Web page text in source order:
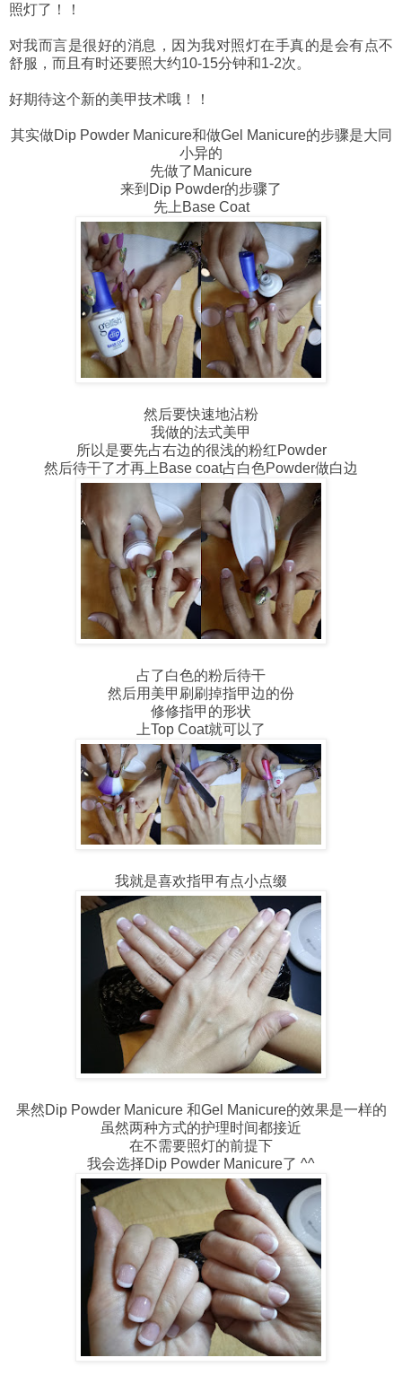
照灯了！！
对我而言是很好的消息，因为我对照灯在手真的是会有点不
舒服，而且有时还要照大约10-15分钟和1-2次。
好期待这个新的美甲技术哦！！
其实做Dip Powder Manicure和做Gel Manicure的步骤是大同
小异的
先做了Manicure
来到Dip Powder的步骤了
先上Base Coat
然后要快速地沾粉
我做的法式美甲
所以是要先占右边的很浅的粉红Powder
然后待干了才再上Base coat占白色Powder做白边
占了白色的粉后待干
然后用美甲刷刷掉指甲边的份
修修指甲的形状
上Top Coat就可以了
我就是喜欢指甲有点小点缀
果然Dip Powder Manicure 和Gel Manicure的效果是一样的
虽然两种方式的护理时间都接近
在不需要照灯的前提下
我会选择Dip Powder Manicure了 ^^